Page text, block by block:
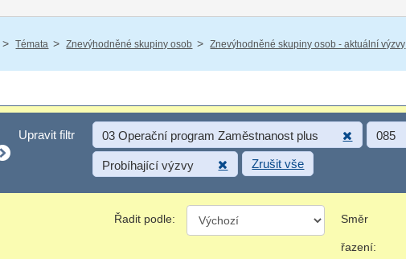
/ Témata / Znevýhodněné skupiny osob / Znevýhodněné skupiny osob - aktuální výzvy
Upravit filtr
Upravit filtr 03 Operační program Zaměstnanost plus 085
Probíhající výzvy Zrušit vše
Řadit podle: Směr
řazení: